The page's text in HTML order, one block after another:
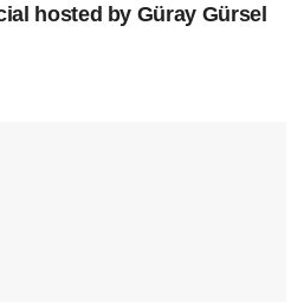
hosted by Güray Gürsel